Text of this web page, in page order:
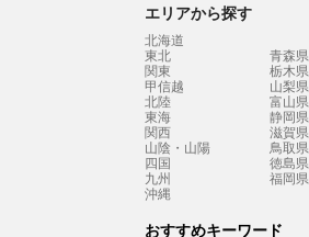
エリアから探す
北海道
東北
青森県
関東
栃木県
甲信越
山梨県
北陸
富山県
東海
静岡県
関西
滋賀県
山陰・山陽
鳥取県
四国
徳島県
九州
福岡県
沖縄
おすすめキーワード